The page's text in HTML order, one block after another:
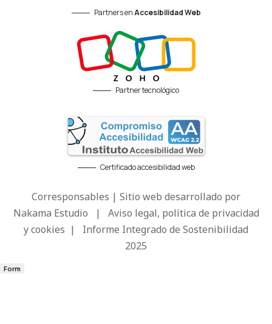
Partners enAccesibilidad Web
Partner tecnológico
Certificado accesibilidad web
Corresponsables | Sitio web desarrollado por
Nakama Estudio | Aviso legal, política de privacidad
y cookies | Informe Integrado de Sostenibilidad
2025
Form